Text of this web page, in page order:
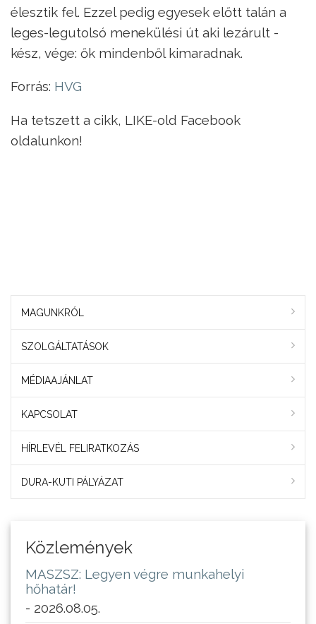
élesztik fel. Ezzel pedig egyesek előtt talán a
leges-legutolsó menekülési út aki lezárult -
kész, vége: ők mindenből kimaradnak.
Forrás: HVG
Ha tetszett a cikk, LIKE-old Facebook
oldalunkon!
MAGUNKRÓL
SZOLGÁLTATÁSOK
MÉDIAAJÁNLAT
KAPCSOLAT
HÍRLEVÉL FELIRATKOZÁS
DURA-KUTI PÁLYÁZAT
Közlemények
MASZSZ: Legyen végre munkahelyi
hőhatár!
- 2026.08.05.